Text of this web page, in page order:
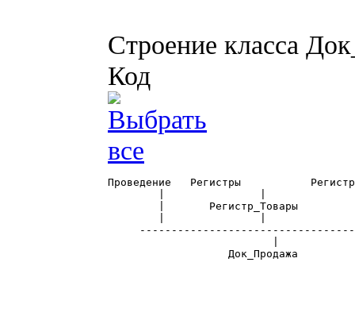
Строение класса
Код
Проведение   Регистры		Регистры